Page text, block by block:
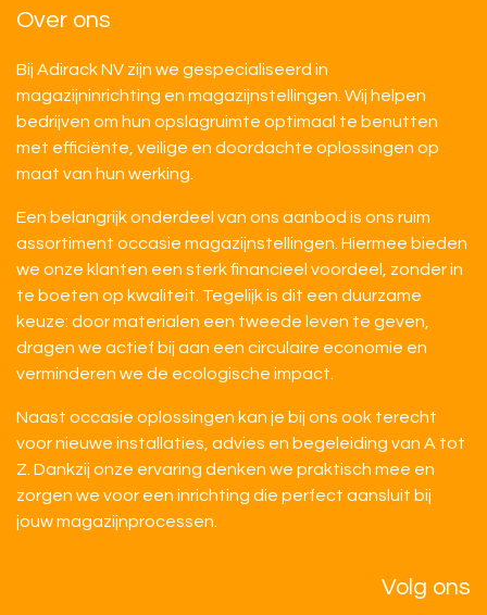
Over ons
Bij Adirack NV zijn we gespecialiseerd in
magazijninrichting en magazijnstellingen. Wij helpen
bedrijven om hun opslagruimte optimaal te benutten
met efficiënte, veilige en doordachte oplossingen op
maat van hun werking.
Een belangrijk onderdeel van ons aanbod is ons ruim
assortiment occasie magazijnstellingen. Hiermee bieden
we onze klanten een sterk financieel voordeel, zonder in
te boeten op kwaliteit. Tegelijk is dit een duurzame
keuze: door materialen een tweede leven te geven,
dragen we actief bij aan een circulaire economie en
verminderen we de ecologische impact.
Naast occasie oplossingen kan je bij ons ook terecht
voor nieuwe installaties, advies en begeleiding van A tot
Z. Dankzij onze ervaring denken we praktisch mee en
zorgen we voor een inrichting die perfect aansluit bij
jouw magazijnprocessen.
Volg ons